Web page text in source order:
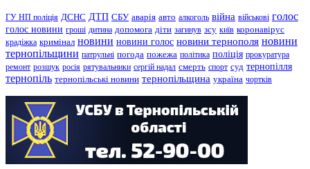
ГУ НП поліція ДСНС ДТП СБУ аварія авто алкоголь війна військові голос
голос новини гроші дитина допомога діти загинув зсу київ коронавірус
крадіжка кримінал новини новини голос новини тернополя новини
тернопільщини патрульні погода пожежа політика поліція прокуратура
ремонт розшук росія рятувальники сергій надал смерть спорт суд тернопілля
тернопіль тернопільські новини тернопільщина україна чортків